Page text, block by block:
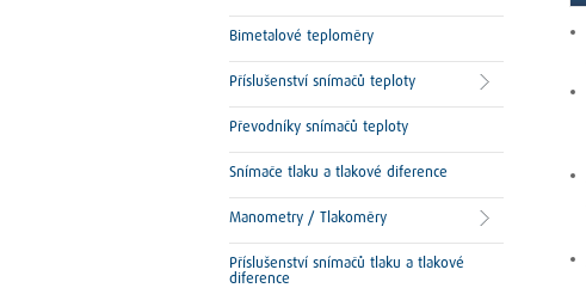
Bimetalové teploměry
Příslušenství snímačů teploty
Převodníky snímačů teploty
Snímače tlaku a tlakové diference
Manometry / Tlakoměry
Příslušenství snímačů tlaku a tlakové
diference